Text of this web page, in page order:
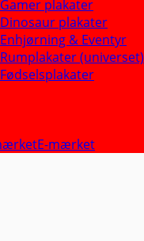
Gamer plakater
Dinosaur plakater
Enhjørning & Eventyr
Rumplakater (universet)
Fødselsplakater
E-mærket